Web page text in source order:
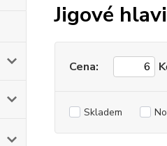
Jigové
Cena:
Skladem